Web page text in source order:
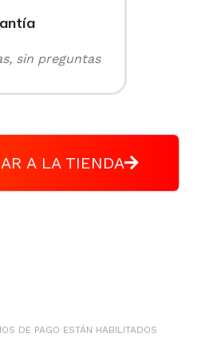
sin preguntas
A LA TIENDA
DE PAGO ESTÁN HABILITADOS